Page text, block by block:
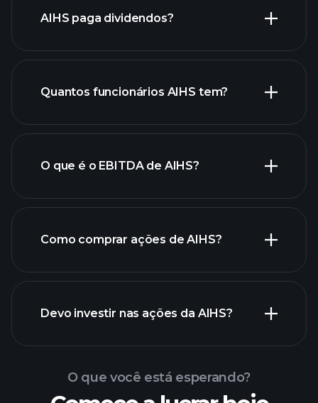
AIHS
AIHS paga dividendos?
ações de alto dividendo
Quantos funcionários AIHS tem?
maiores
O que é o EBITDA de AIHS?
AIHS
Como comprar ações de AIHS?
Devo investir nas ações da AIHS?
O que você está esperando?